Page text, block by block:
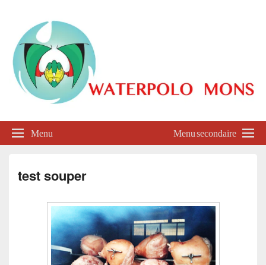
Waterpolo Mons
Menu Menu secondaire
test souper